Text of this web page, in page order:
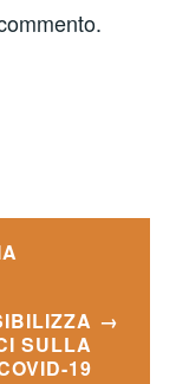
SULLA
19